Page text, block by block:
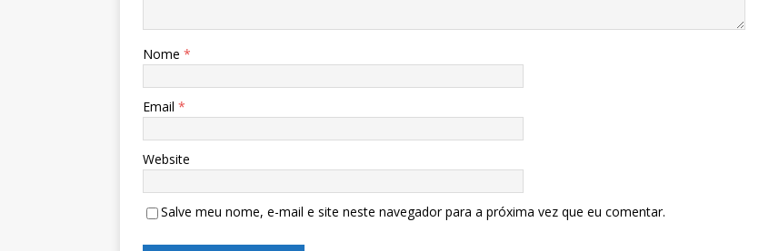
Nome *
Email *
Website
Salve meu nome, e-mail e site neste navegador para a próxima vez que eu comentar.